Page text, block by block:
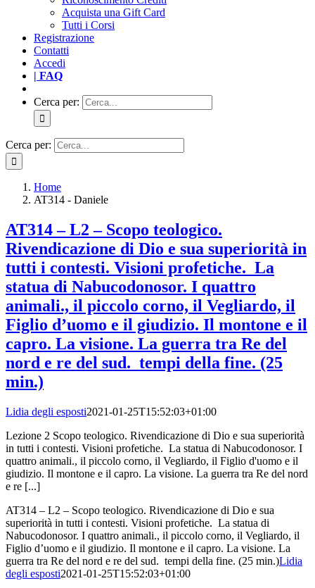
Acquista una Gift Card
Tutti i Corsi
Registrazione
Contatti
Accedi
| FAQ
Cerca per:
Cerca per:
Home
AT314 - Daniele
AT314 – L2 – Scopo teologico.
Rivendicazione di Dio e sua superiorità in
tutti i contesti. Visioni profetiche. La
statua di Nabucodonosor. I quattro
animali., il piccolo corno, il Vegliardo, il
Figlio d’uomo e il giudizio. Il montone e il
capro. La visione. La guerra tra Re del
nord e re del sud. tempi della fine. (25
min.)
Lidia degli esposti2021-01-25T15:52:03+01:00
Lezione 2 Scopo teologico. Rivendicazione di Dio e sua superiorità
in tutti i contesti. Visioni profetiche. La statua di Nabucodonosor. I
quattro animali., il piccolo corno, il Vegliardo, il Figlio d'uomo e il
giudizio. Il montone e il capro. La visione. La guerra tra Re del nord
e re [...]
AT314 – L2 – Scopo teologico. Rivendicazione di Dio e sua
superiorità in tutti i contesti. Visioni profetiche. La statua di
Nabucodonosor. I quattro animali., il piccolo corno, il Vegliardo, il
Figlio d’uomo e il giudizio. Il montone e il capro. La visione. La
guerra tra Re del nord e re del sud. tempi della fine. (25 min.)Lidia
degli esposti2021-01-25T15:52:03+01:00